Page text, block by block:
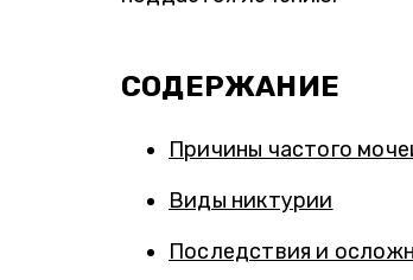
СОДЕРЖАНИЕ
Причины частого
Виды никтурии
Последствия и